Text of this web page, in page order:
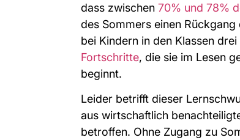
dass zwischen 70% und 78%
des Sommers einen
bei Kindern in den Klassen
Fortschritte, die sie im Lesen
beginnt.
Leider betrifft dieser
aus wirtschaftlich
betroffen. Ohne Zugang zu